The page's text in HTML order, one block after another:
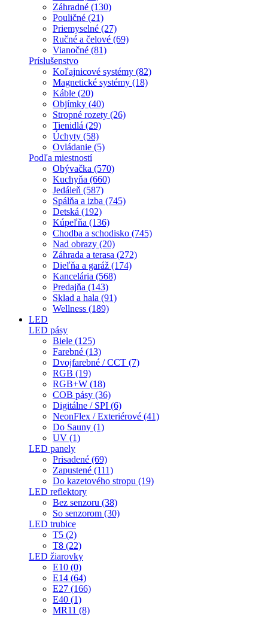
Záhradné (130)
Pouličné (21)
Priemyselné (27)
Ručné a čelové (69)
Vianočné (81)
Príslušenstvo
Koľajnicové systémy (82)
Magnetické systémy (18)
Káble (20)
Objímky (40)
Stropné rozety (26)
Tienidlá (29)
Úchyty (58)
Ovládanie (5)
Podľa miestností
Obývačka (570)
Kuchyňa (660)
Jedáleň (587)
Spálňa a izba (745)
Detská (192)
Kúpeľňa (136)
Chodba a schodisko (745)
Nad obrazy (20)
Záhrada a terasa (272)
Dieľňa a garáž (174)
Kancelária (568)
Predajňa (143)
Sklad a hala (91)
Wellness (189)
LED
LED pásy
Biele (125)
Farebné (13)
Dvojfarebné / CCT (7)
RGB (19)
RGB+W (18)
COB pásy (36)
Digitálne / SPI (6)
NeonFlex / Exteriérové (41)
Do Sauny (1)
UV (1)
LED panely
Prisadené (69)
Zapustené (111)
Do kazetového stropu (19)
LED reflektory
Bez senzoru (38)
So senzorom (30)
LED trubice
T5 (2)
T8 (22)
LED žiarovky
E10 (0)
E14 (64)
E27 (166)
E40 (1)
MR11 (8)